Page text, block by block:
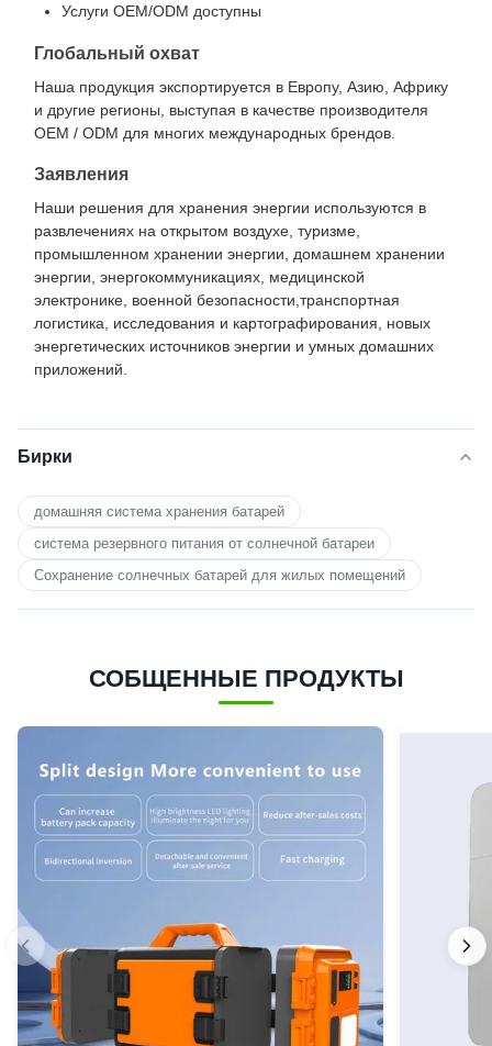
Услуги OEM/ODM доступны
Глобальный охват
Наша продукция экспортируется в Европу, Азию, Африку
и другие регионы, выступая в качестве производителя
OEM / ODM для многих международных брендов.
Заявления
Наши решения для хранения энергии используются в
развлечениях на открытом воздухе, туризме,
промышленном хранении энергии, домашнем хранении
энергии, энергокоммуникациях, медицинской
электронике, военной безопасности,транспортная
логистика, исследования и картографирования, новых
энергетических источников энергии и умных домашних
приложений.
Бирки
домашняя система хранения батарей
система резервного питания от солнечной батареи
Сохранение солнечных батарей для жилых помещений
СОБЩЕННЫЕ ПРОДУКТЫ